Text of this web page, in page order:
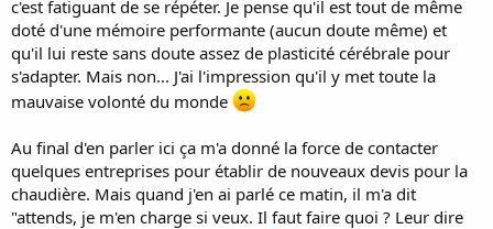
c'est fatiguant de se répéter. Je pense qu'il est tout de même
doté d'une mémoire performante (aucun doute même) et
qu'il lui reste sans doute assez de plasticité cérébrale pour
s'adapter. Mais non... J'ai l'impression qu'il y met toute la
mauvaise volonté du monde
Au final d'en parler ici ça m'a donné la force de contacter
quelques entreprises pour établir de nouveaux devis pour la
chaudière. Mais quand j'en ai parlé ce matin, il m'a dit
"attends, je m'en charge si veux. Il faut faire quoi ? Leur dire